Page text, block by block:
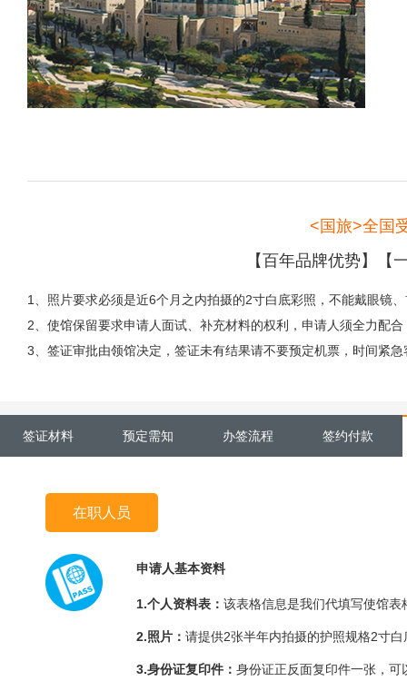
<国旅>全国
【百年品牌优势】【
1、照片要求必须是近6个月之内拍摄的2寸白底彩照，不能戴眼镜
2、使馆保留要求申请人面试、补充材料的权利，申请人须全力配合
3、签证审批由领馆决定，签证未有结果请不要预定机票，时间紧
签证材料 预定需知 办签流程 签约付款
在职人员
申请人基本资料
1.个人资料表： 该表格信息是我们代填写使馆
2.照片： 请提供2张半年内拍摄的护照规格2寸
3.身份证复印件： 身份证正反面复印件一张，可